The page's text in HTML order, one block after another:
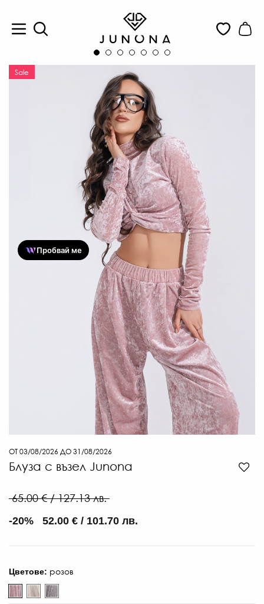
Sale
Пробвай ме
ОТ 03/08/2026 ДО 31/08/2026
Блуза с възел Junona
65.00 € / 127.13 лв.
-20% 52.00 € / 101.70 лв.
Цветове: розов